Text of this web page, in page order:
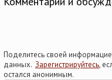
Поделитесь своей
данных. Зарегистрируйтесь,
остался анонимным.